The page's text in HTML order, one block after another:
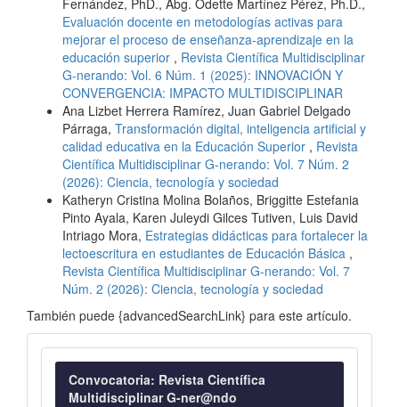
Evaluación docente en metodologías activas para
mejorar el proceso de enseñanza-aprendizaje en la
educación superior , Revista Científica Multidisciplinar
G-nerando: Vol. 6 Núm. 1 (2025): INNOVACIÓN Y
CONVERGENCIA: IMPACTO MULTIDISCIPLINAR
Ana Lizbet Herrera Ramírez, Juan Gabriel Delgado
Párraga, Transformación digital, inteligencia artificial y
calidad educativa en la Educación Superior , Revista
Científica Multidisciplinar G-nerando: Vol. 7 Núm. 2
(2026): Ciencia, tecnología y sociedad
Katheryn Cristina Molina Bolaños, Briggitte Estefania
Pinto Ayala, Karen Juleydi Gilces Tutiven, Luis David
Intriago Mora, Estrategias didácticas para fortalecer la
lectoescritura en estudiantes de Educación Básica ,
Revista Científica Multidisciplinar G-nerando: Vol. 7
Núm. 2 (2026): Ciencia, tecnología y sociedad
También puede {advancedSearchLink} para este artículo.
Convocatoria
Convocatoria: Revista Científica
Multidisciplinar G-ner@ndo